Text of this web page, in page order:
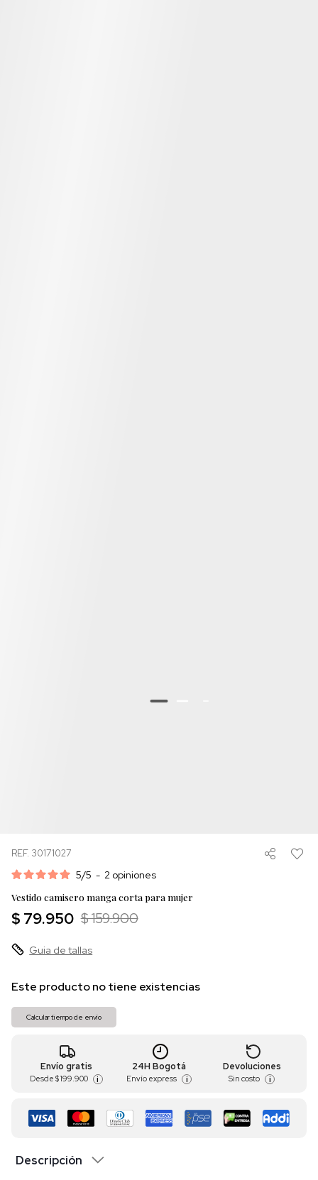
REF. 30171027
5/5 - 2 opiniones
Vestido camisero manga corta para mujer
$ 79.950 $ 159.900
Guia de tallas
Este producto no tiene existencias
Calcular tiempo de envío
Envío gratis
Desde $ 199.900 i
24H Bogotá
Envío express i
Devoluciones
Sin costo i
Descripción